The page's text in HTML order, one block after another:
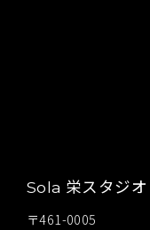
Sola 栄スタジオ
〒461-0005